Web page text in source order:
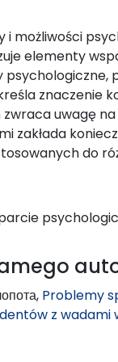
i możliwości
elementy
znaczenie
uwagę
zakłada
do
Problemy
z wadami